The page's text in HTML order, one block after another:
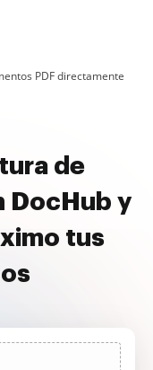
PDF directamente
de
DocHub y
tus